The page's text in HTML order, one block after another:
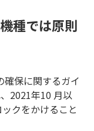
種では原則
確保に関するガイ
2021年10 月以
クをかけること